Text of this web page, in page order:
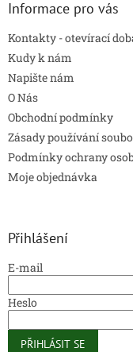
Informace pro vás
Kontakty - otevírací
Kudy k nám
Napište nám
O Nás
Obchodní podmínky
Zásady používání
Podmínky ochrany
Moje objednávka
Přihlášení
E-mail
Heslo
PŘIHLÁSIT SE